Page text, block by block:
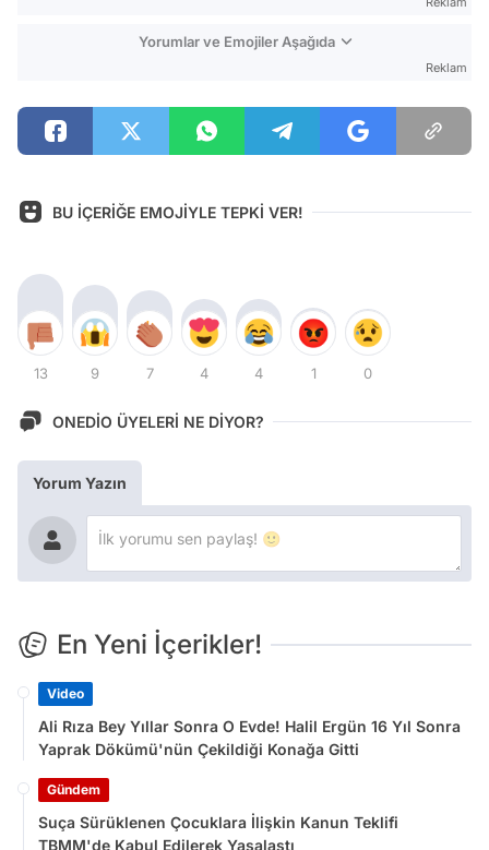
Yorumlar ve Emojiler Aşağıda
Reklam
BU İÇERİĞE EMOJİYLE TEPKİ VER!
13 9 7 4 4 1 0
ONEDİO ÜYELERİ NE DİYOR?
Yorum Yazın
En Yeni İçerikler!
Video
Ali Rıza Bey Yıllar Sonra O Evde! Halil Ergün 16 Yıl Sonra
Yaprak Dökümü'nün Çekildiği Konağa Gitti
Gündem
Suça Sürüklenen Çocuklara İlişkin Kanun Teklifi
TBMM'de Kabul Edilerek Yasalaştı